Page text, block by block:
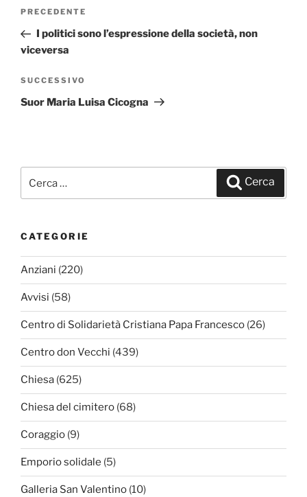
Navigazione
Articolo
precedente:
PRECEDENTE
I politici sono l’espressione della società, non
viceversa
Articolo
successivo
SUCCESSIVO
Suor Maria Luisa Cicogna
Cerca
CATEGORIE
Anziani (220)
Avvisi (58)
Centro di Solidarietà Cristiana Papa Francesco (26)
Centro don Vecchi (439)
Chiesa (625)
Chiesa del cimitero (68)
Coraggio (9)
Emporio solidale (5)
Galleria San Valentino (10)